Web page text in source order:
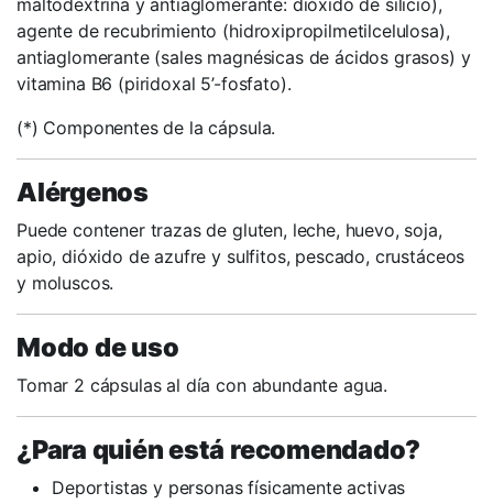
maltodextrina y antiaglomerante: dióxido de silicio),
agente de recubrimiento (hidroxipropilmetilcelulosa),
antiaglomerante (sales magnésicas de ácidos grasos) y
vitamina B6 (piridoxal 5’-fosfato).
(*) Componentes de la cápsula.
Alérgenos
Puede contener trazas de gluten, leche, huevo, soja,
apio, dióxido de azufre y sulfitos, pescado, crustáceos
y moluscos.
Modo de uso
Tomar 2 cápsulas al día con abundante agua.
¿Para quién está recomendado?
Deportistas y personas físicamente activas